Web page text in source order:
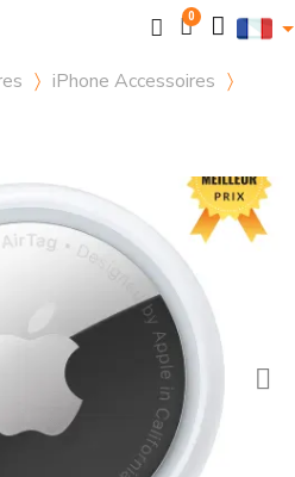
iPhone Accessoires